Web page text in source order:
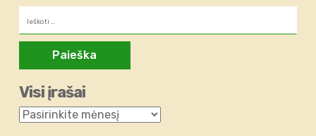
Visi įrašai